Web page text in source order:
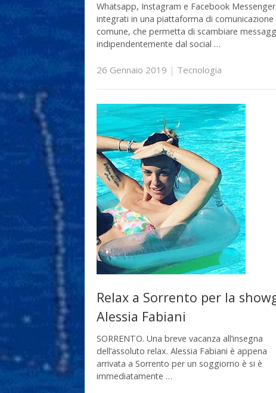
Whatsapp, Instagram e Facebook
integrati in una piattaforma di comunicazione
comune, che permetta di scambiare
indipendentemente dal social …
26 Gennaio 2019 | Tecnologia
Relax a Sorrento per la
Alessia Fabiani
SORRENTO. Una breve vacanza all’insegna
dell’assoluto relax. Alessia Fabiani è appena
arrivata a Sorrento per un soggiorno è si è
immediatamente …